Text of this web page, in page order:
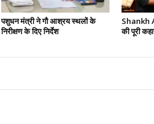
पशुधन मंत्री ने गौ आश्रय स्थलों के
निरीक्षण के दिए निर्देश
Shankh
की पूरी